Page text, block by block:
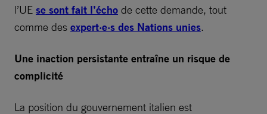
l’UE se sont fait l’écho de cette demande, tout
comme des expert·e·s des Nations unies.
Une inaction persistante entraîne un risque de
complicité
La position du gouvernement italien est